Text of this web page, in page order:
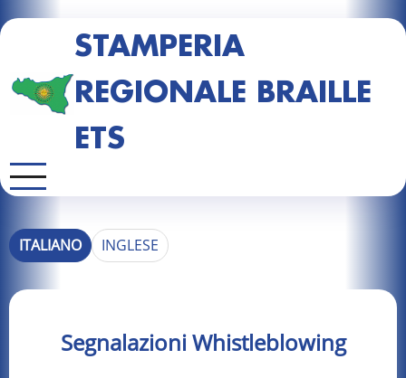
STAMPERIA
REGIONALE BRAILLE
ETS
ITALIANO INGLESE
Segnalazioni Whistleblowing